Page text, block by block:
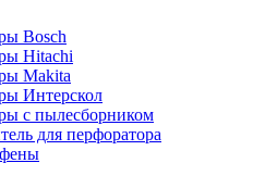
Bosch
Hitachi
Makita
Интерскол
с пылесборником
для перфоратора